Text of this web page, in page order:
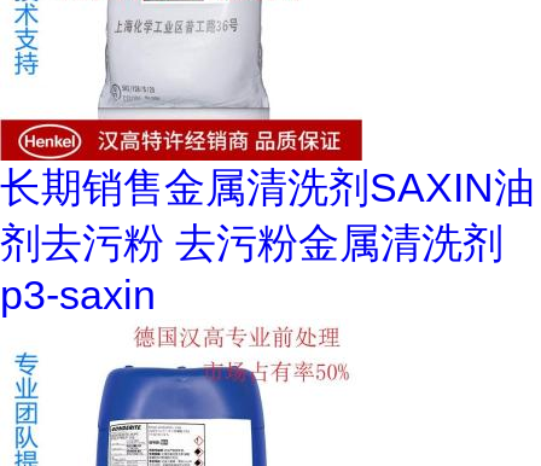
长期销售金属清洗剂SAXIN油
剂去污粉 去污粉金属清洗剂
p3-saxin